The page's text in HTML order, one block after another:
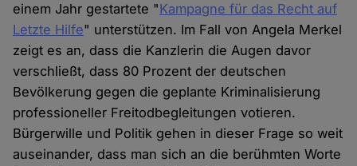
einem Jahr gestartete "Kampagne für das Recht auf
Letzte Hilfe" unterstützen. Im Fall von Angela Merkel
zeigt es an, dass die Kanzlerin die Augen davor
verschließt, dass 80 Prozent der deutschen
Bevölkerung gegen die geplante Kriminalisierung
professioneller Freitodbegleitungen votieren.
Bürgerwille und Politik gehen in dieser Frage so weit
auseinander, dass man sich an die berühmten Worte